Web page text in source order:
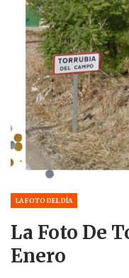
LA FOTO DEL DÍA
La Foto De
Enero